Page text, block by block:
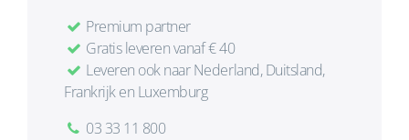
Premium partner
Gratis leveren vanaf € 40
Leveren ook naar Nederland, Duitsland,
Frankrijk en Luxemburg
03 33 11 800